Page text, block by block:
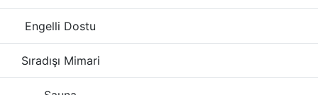
Engelli Dostu
Sıradışı Mimari